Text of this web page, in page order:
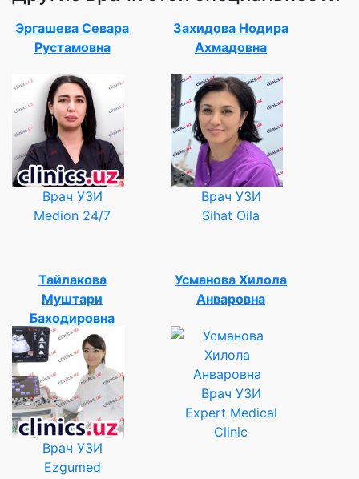
Эргашева Севара
Рустамовна
Врач УЗИ
Medion 24/7
Захидова Нодира
Ахмадовна
Врач УЗИ
Sihat Oila
Тайлакова
Муштари
Баходировна
Врач УЗИ
Ezgumed
Усманова Хилола
Анваровна
Врач УЗИ
Expert Medical
Clinic